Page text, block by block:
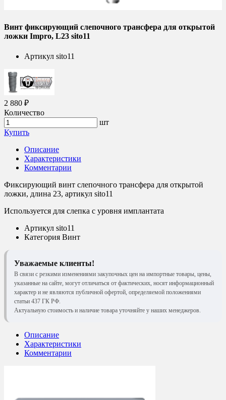
Винт фиксирующий слепочного трансфера для открытой
ложки Impro, L23 sito11
Артикул sito11
2 880 ₽
Количество
шт
Купить
Описание
Характеристики
Комментарии
Фиксирующий винт слепочного трансфера для открытой
ложки, длина 23, артикул sito11
Используется для слепка с уровня имплантата
Артикул sito11
Категория Винт
Уважаемые клиенты!
В связи с резкими изменениями закупочных цен на импортные товары, цены,
указанные на сайте, могут отличаться от фактических, носят информационный
характер и не являются публичной офертой, определяемой положениями
статьи 437 ГК РФ.
Актуальную стоимость и наличие товара уточняйте у наших менеджеров.
Описание
Характеристики
Комментарии